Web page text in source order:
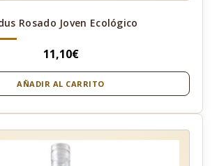
Rosado Joven Ecológico
11,10€
AÑADIR AL CARRITO